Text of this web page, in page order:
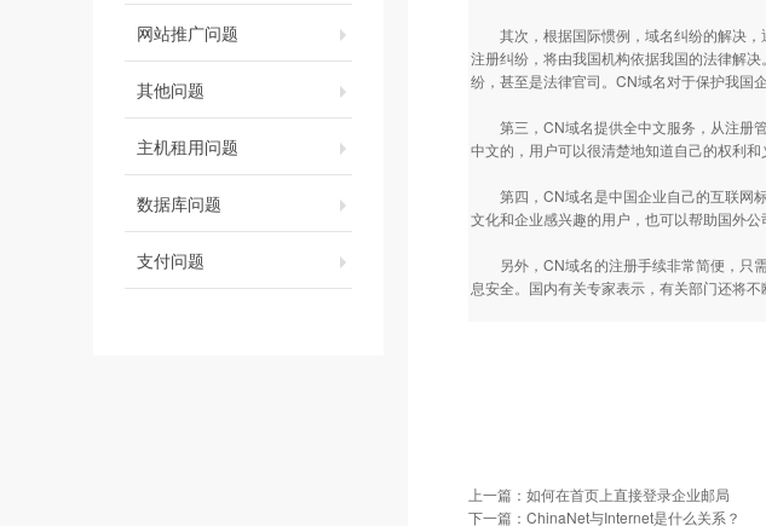
网站推广问题
其他问题
主机租用问题
数据库问题
支付问题
其次，根据国际惯例，域名纠纷的解决，
注册纠纷，将由我国机构依据我国的法律解
纷，甚至是法律官司。CN域名对于保护我国
第三，CN域名提供全中文服务，从注册管
中文的，用户可以很清楚地知道自己的权利
第四，CN域名是中国企业自己的互联网标
文化和企业感兴趣的用户，也可以帮助国外公
另外，CN域名的注册手续非常简便，只需
息安全。国内有关专家表示，有关部门还将
上一篇： 如何在首页上直接登录企业邮局
下一篇： ChinaNet与Internet是什么关系？